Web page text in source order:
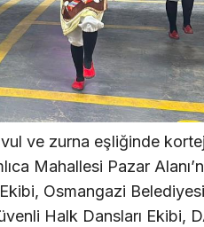
ve zurna eşliğinde kortej
Mahallesi Pazar
Osmangazi Belediyesi
Halk Dansları Ekibi,